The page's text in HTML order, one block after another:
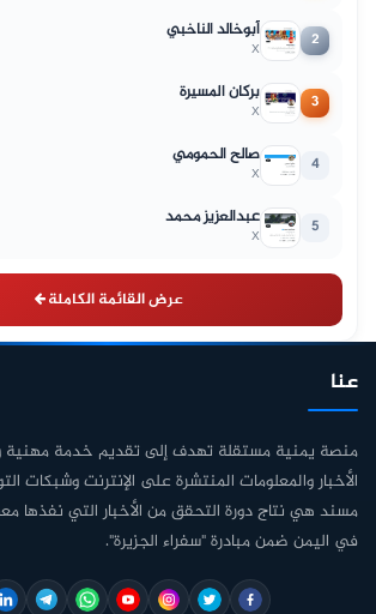
2 أبوخالد الناخبي
X
3 بركان المسيرة
X
4 صالح الحمومي
X
5 عبدالعزيز محمد
X
عرض القائمة الكاملة
عنا
منصة يمنية مستقلة تهدف إلى تقديم خدمة مهنية
الأخبار والمعلومات المنتشرة على الإنترنت وشبكات
مسند هي نتاج دورة التحقق من الأخبار التي نفذها
في اليمن ضمن مبادرة "سفراء الجزيرة".